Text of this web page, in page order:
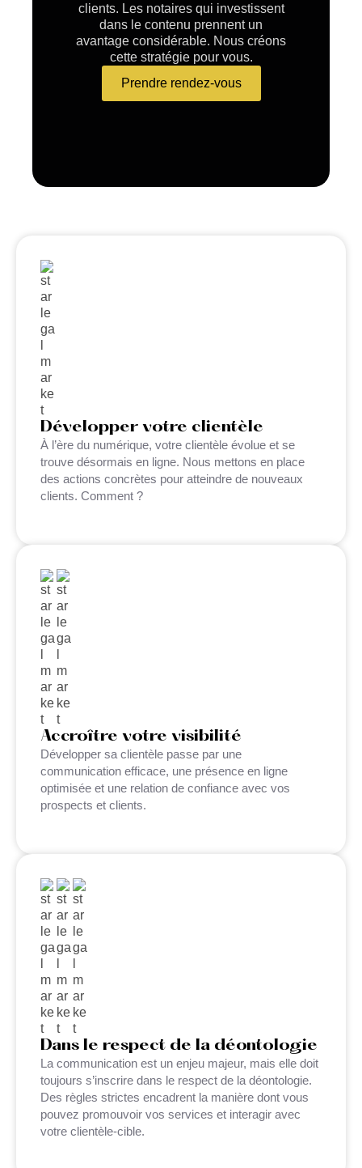
clients. Les notaires qui investissent
dans le contenu prennent un
avantage considérable. Nous créons
cette stratégie pour vous.
Prendre rendez-vous
Développer votre clientèle
À l’ère du numérique, votre clientèle évolue et se
trouve désormais en ligne. Nous mettons en place
des actions concrètes pour atteindre de nouveaux
clients. Comment ?
Accroître votre visibilité
Développer sa clientèle passe par une
communication efficace, une présence en ligne
optimisée et une relation de confiance avec vos
prospects et clients.
Dans le respect de la déontologie
La communication est un enjeu majeur, mais elle doit
toujours s’inscrire dans le respect de la déontologie.
Des règles strictes encadrent la manière dont vous
pouvez promouvoir vos services et interagir avec
votre clientèle-cible.